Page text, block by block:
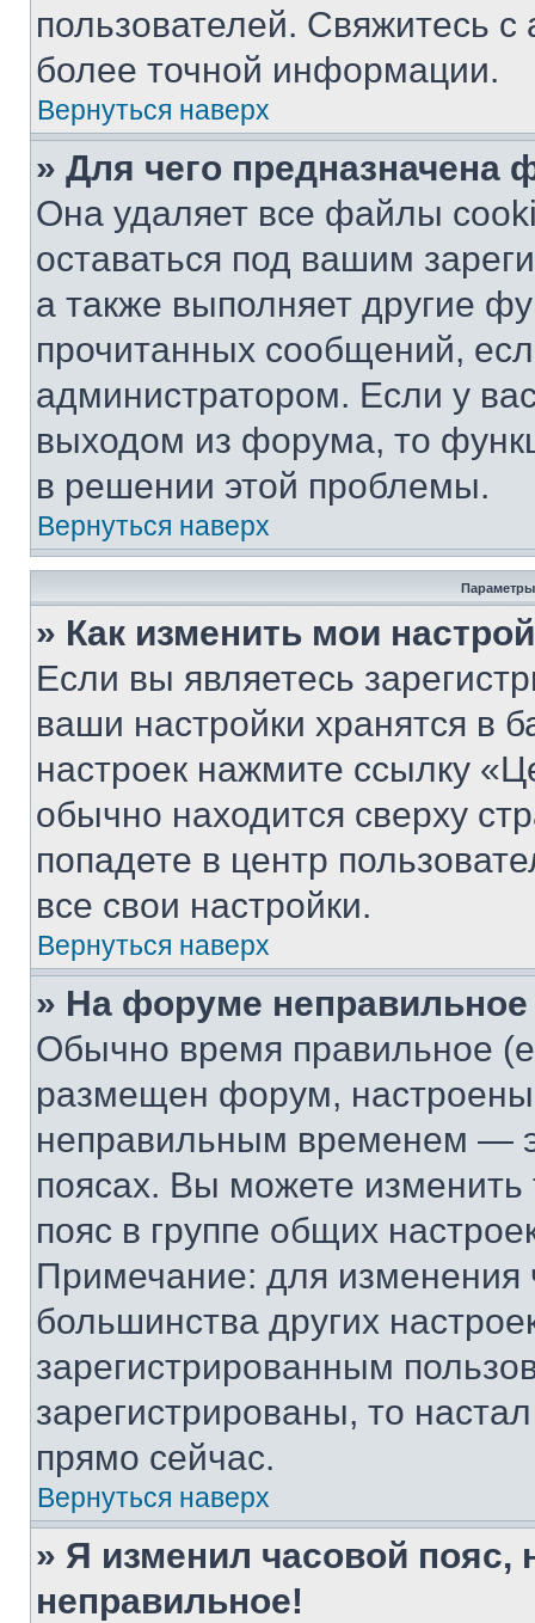
пользователей. Свяжитесь
более точной информации.
Вернуться наверх
» Для чего предназначена
Она удаляет все файлы
оставаться под вашим
а также выполняет другие
прочитанных сообщений,
администратором. Если у
выходом из форума, то
в решении этой проблемы.
Вернуться наверх
Параметры
» Как изменить мои
Если вы являетесь
ваши настройки хранятся в
настроек нажмите ссылку
обычно находится сверху
попадете в центр
все свои настройки.
Вернуться наверх
» На форуме
Обычно время правильное
размещен форум, настроены
неправильным временем —
поясах. Вы можете изменить
пояс в группе общих
Примечание: для изменения
большинства других
зарегистрированным
зарегистрированы, то
прямо сейчас.
Вернуться наверх
» Я изменил часовой пояс,
неправильное!